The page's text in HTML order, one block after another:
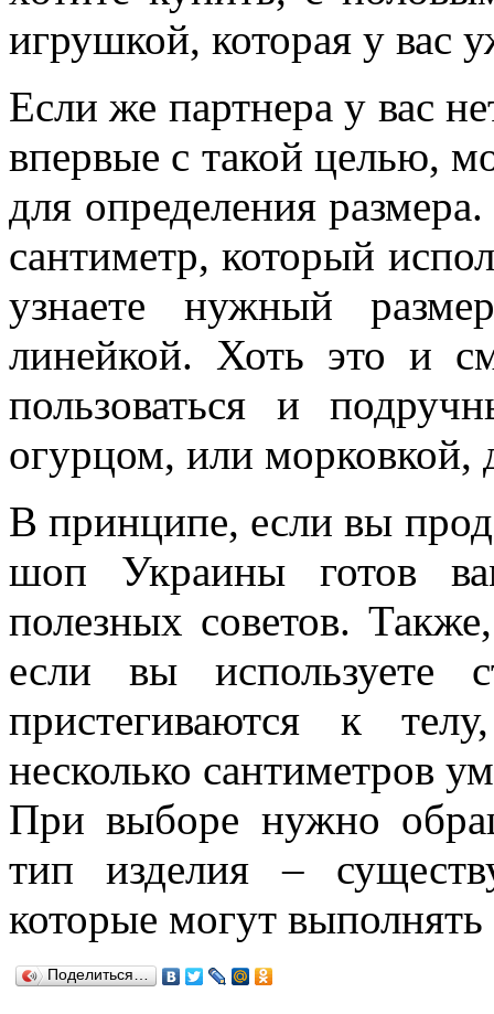
игрушкой, которая у вас
Если же партнера у вас
впервые с такой целью,
для определения
сантиметр, который
узнаете нужный
линейкой. Хоть это и
пользоваться и
огурцом, или морковкой,
В принципе, если вы
шоп Украины готов
полезных советов.
если вы используете
пристегиваются к
несколько сантиметров
При выборе нужно
тип изделия –
которые могут
Поделиться…